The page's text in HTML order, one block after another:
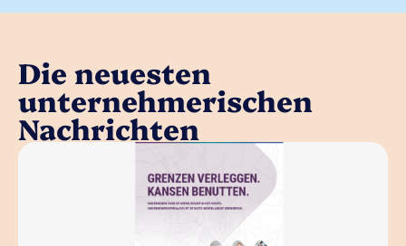
Die neuesten
unternehmerischen
Nachrichten